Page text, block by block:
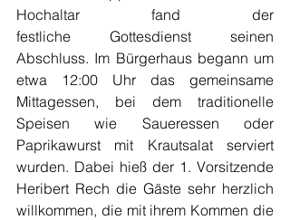
Hochaltar fand der
festliche Gottesdienst seinen
Abschluss. Im Bürgerhaus begann um
etwa 12:00 Uhr das gemeinsame
Mittagessen, bei dem traditionelle
Speisen wie Saueressen oder
Paprikawurst mit Krautsalat serviert
wurden. Dabei hieß der 1. Vorsitzende
Heribert Rech die Gäste sehr herzlich
willkommen, die mit ihrem Kommen die